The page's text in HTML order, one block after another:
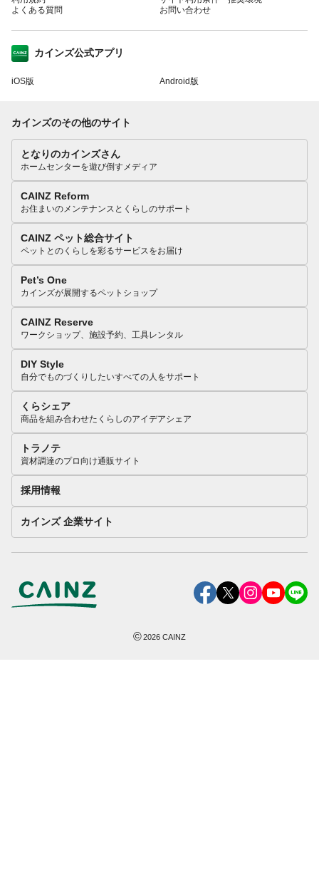
よくある質問
お問い合わせ
カインズ公式アプリ
iOS版 Android版
カインズのその他のサイト
となりのカインズさん
ホームセンターを遊び倒すメディア
CAINZ Reform
お住まいのメンテナンスとくらしのサポート
CAINZ ペット総合サイト
ペットとのくらしを彩るサービスをお届け
Pet’s One
カインズが展開するペットショップ
CAINZ Reserve
ワークショップ、施設予約、工具レンタル
DIY Style
自分でものづくりしたいすべての人をサポート
くらシェア
商品を組み合わせたくらしのアイデアシェア
トラノテ
資材調達のプロ向け通販サイト
採用情報
カインズ 企業サイト
©2026 CAINZ